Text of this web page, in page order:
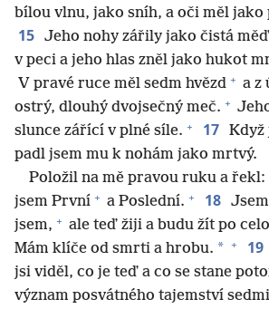
bílou vlnu, jako sníh, a oči měl jako
15 Jeho nohy zářily jako čistá měď
v peci a jeho hlas zněl jako hukot
V pravé ruce měl sedm hvězd + a z
ostrý, dlouhý dvojsečný meč. +
slunce zářící v plné síle. + 17 Když
padl jsem mu k nohám jako mrtvý.
Položil na mě pravou ruku a řekl:
jsem První + a Poslední. + 18
jsem, + ale teď žiji a budu žít po
Mám klíče od smrti a hrobu. * + 19
jsi viděl, co je teď a co se stane
význam posvátného tajemství